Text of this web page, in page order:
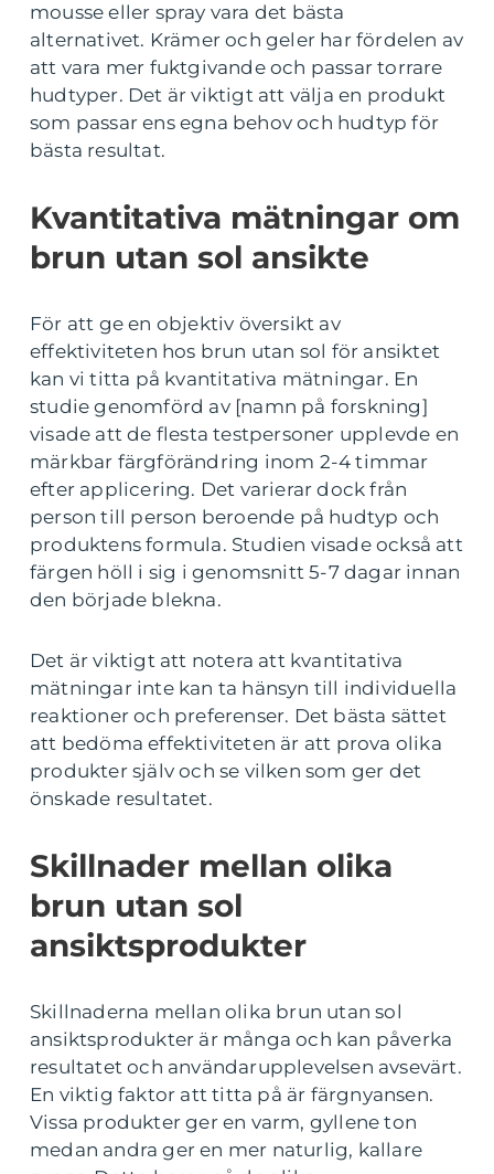
mousse eller spray vara det bästa
alternativet. Krämer och geler har fördelen av
att vara mer fuktgivande och passar torrare
hudtyper. Det är viktigt att välja en produkt
som passar ens egna behov och hudtyp för
bästa resultat.
Kvantitativa mätningar om
brun utan sol ansikte
För att ge en objektiv översikt av
effektiviteten hos brun utan sol för ansiktet
kan vi titta på kvantitativa mätningar. En
studie genomförd av [namn på forskning]
visade att de flesta testpersoner upplevde en
märkbar färgförändring inom 2-4 timmar
efter applicering. Det varierar dock från
person till person beroende på hudtyp och
produktens formula. Studien visade också att
färgen höll i sig i genomsnitt 5-7 dagar innan
den började blekna.
Det är viktigt att notera att kvantitativa
mätningar inte kan ta hänsyn till individuella
reaktioner och preferenser. Det bästa sättet
att bedöma effektiviteten är att prova olika
produkter själv och se vilken som ger det
önskade resultatet.
Skillnader mellan olika
brun utan sol
ansiktsprodukter
Skillnaderna mellan olika brun utan sol
ansiktsprodukter är många och kan påverka
resultatet och användarupplevelsen avsevärt.
En viktig faktor att titta på är färgnyansen.
Vissa produkter ger en varm, gyllene ton
medan andra ger en mer naturlig, kallare